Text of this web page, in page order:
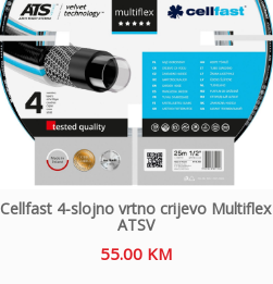
Cellfast 4-slojno vrtno crijevo Multiflex
ATSV
55.00 KM